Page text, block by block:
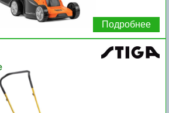
Подробнее